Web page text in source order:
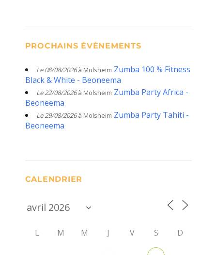
PROCHAINS ÉVÈNEMENTS
Le 08/08/2026à Molsheim Zumba 100 % Fitness
Black & White - Beoneema
Le 22/08/2026à Molsheim Zumba Party Africa -
Beoneema
Le 29/08/2026à Molsheim Zumba Party Tahiti -
Beoneema
CALENDRIER
L M M J V S D